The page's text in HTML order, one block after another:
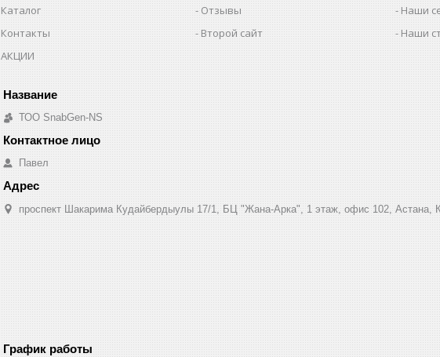
Каталог
Контакты
АКЦИИ
Отзывы
Второй сайт
Наши
Наши
ТОО SnabGen-NS
Павел
проспект Шакарима Кудайбердыулы 17/1, БЦ "Жана-Арка", 1 этаж, офис 102, Астана,
График работы